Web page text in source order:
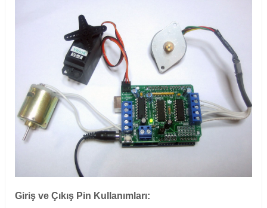
Giriş ve Çıkış Pin Kullanımları: